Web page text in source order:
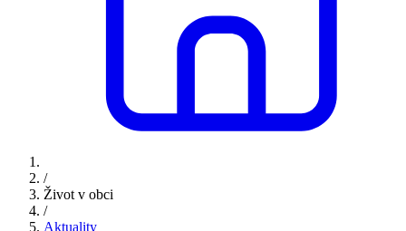
/
Život v obci
/
Aktuality